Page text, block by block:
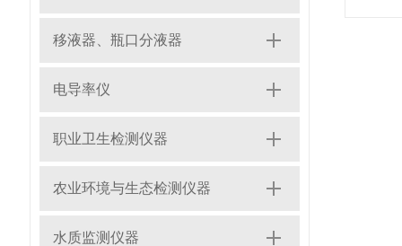
移液器、瓶口分液器
电导率仪
职业卫生检测仪器
农业环境与生态检测仪器
水质监测仪器